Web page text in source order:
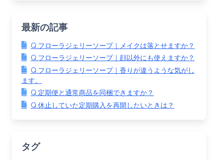
最新の記事
Q.フローラジェリーソープ｜メイクは落とせますか？
Q.フローラジェリーソープ｜顔以外にも使えますか？
Q.フローラジェリーソープ｜香りが違うような気がし
ます。
Q.定期便と通常商品を同梱できますか？
Q.休止していた定期購入を再開したいときは？
タグ